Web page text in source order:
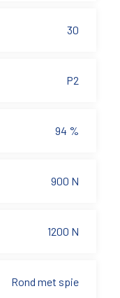
30
P2
94 %
900 N
1200 N
Rond met spie